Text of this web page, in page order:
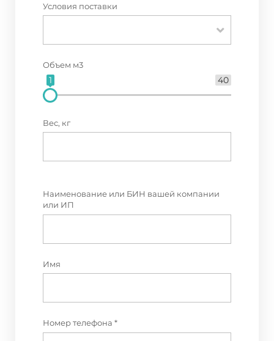
Условия поставки
Объем м3
40
1
Вес, кг
Наименование или БИН вашей компании
или ИП
Имя
Номер телефона *